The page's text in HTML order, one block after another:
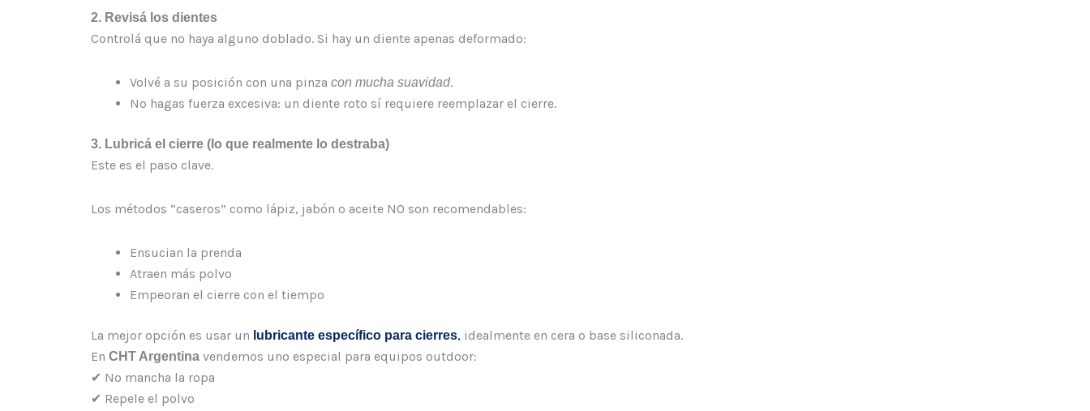
2. Revisá los dientes
Controlá que no haya alguno doblado. Si hay un diente apenas deformado:
Volvé a su posición con una pinza con mucha suavidad.
No hagas fuerza excesiva: un diente roto sí requiere reemplazar el cierre.
3. Lubricá el cierre (lo que realmente lo destraba)
Este es el paso clave.
Los métodos “caseros” como lápiz, jabón o aceite NO son recomendables:
Ensucian la prenda
Atraen más polvo
Empeoran el cierre con el tiempo
La mejor opción es usar un lubricante específico para cierres, idealmente en cera o base siliconada.
En CHT Argentina vendemos uno especial para equipos outdoor:
✔ No mancha la ropa
✔ Repele el polvo